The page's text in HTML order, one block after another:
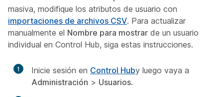
masiva, modifique los atributos de usuario con
importaciones de archivos CSV. Para actualizar
manualmente el Nombre para mostrar de un usuario
individual en Control Hub, siga estas instrucciones.
1 Inicie sesión en Control Huby luego vaya a
Administración > Usuarios.